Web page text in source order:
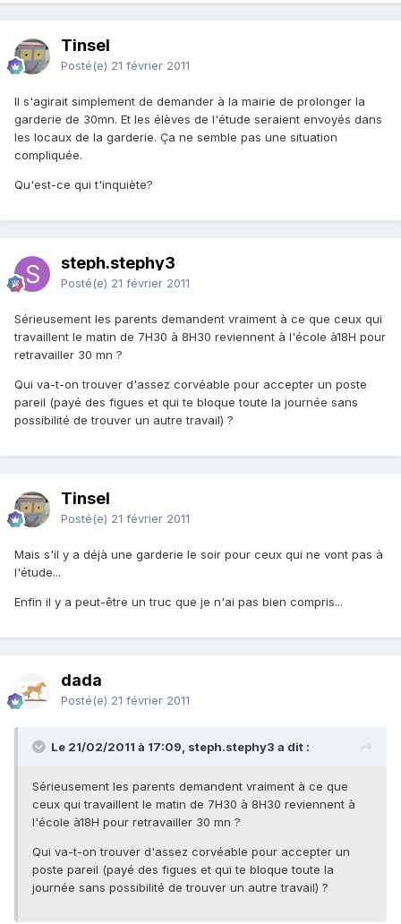
Tinsel
Posté(e) 21 février 2011
Il s'agirait simplement de demander à la mairie de prolonger la
garderie de 30mn. Et les élèves de l'étude seraient envoyés dans
les locaux de la garderie. Ça ne semble pas une situation
compliquée.
Qu'est-ce qui t'inquiète?
steph.stephy3
Posté(e) 21 février 2011
Sérieusement les parents demandent vraiment à ce que ceux qui
travaillent le matin de 7H30 à 8H30 reviennent à l'école à18H pour
retravailler 30 mn ?
Qui va-t-on trouver d'assez corvéable pour accepter un poste
pareil (payé des figues et qui te bloque toute la journée sans
possibilité de trouver un autre travail) ?
Tinsel
Posté(e) 21 février 2011
Mais s'il y a déjà une garderie le soir pour ceux qui ne vont pas à
l'étude...
Enfin il y a peut-être un truc que je n'ai pas bien compris...
dada
Posté(e) 21 février 2011
Le 21/02/2011 à 17:09, steph.stephy3 a dit :
Sérieusement les parents demandent vraiment à ce que
ceux qui travaillent le matin de 7H30 à 8H30 reviennent à
l'école à18H pour retravailler 30 mn ?
Qui va-t-on trouver d'assez corvéable pour accepter un
poste pareil (payé des figues et qui te bloque toute la
journée sans possibilité de trouver un autre travail) ?